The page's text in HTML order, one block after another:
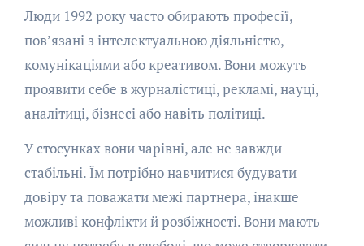
Люди 1992 року часто обирають професії,
пов’язані з інтелектуальною діяльністю,
комунікаціями або креативом. Вони можуть
проявити себе в журналістиці, рекламі, науці,
аналітиці, бізнесі або навіть політиці.
У стосунках вони чарівні, але не завжди
стабільні. Їм потрібно навчитися будувати
довіру та поважати межі партнера, інакше
можливі конфлікти й розбіжності. Вони мають